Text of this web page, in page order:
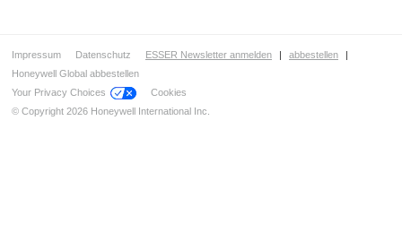
Impressum Datenschutz ESSER Newsletter anmelden | abbestellen
|
Honeywell Global abbestellen
Your Privacy Choices
Cookies
© Copyright 2026 Honeywell International Inc.